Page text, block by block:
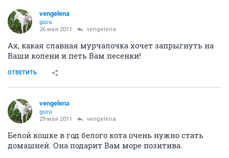
vengelena
guru
26 мая 2011 vengelena
Ах, какая славная мурчалочка хочет запрыгнуть на
Ваши колени и петь Вам песенки!
ОТВЕТИТЬ
vengelena
guru
29 мая 2011 vengelena
Белой кошке в год белого кота очень нужно стать
домашней. Она подарит Вам море позитива.